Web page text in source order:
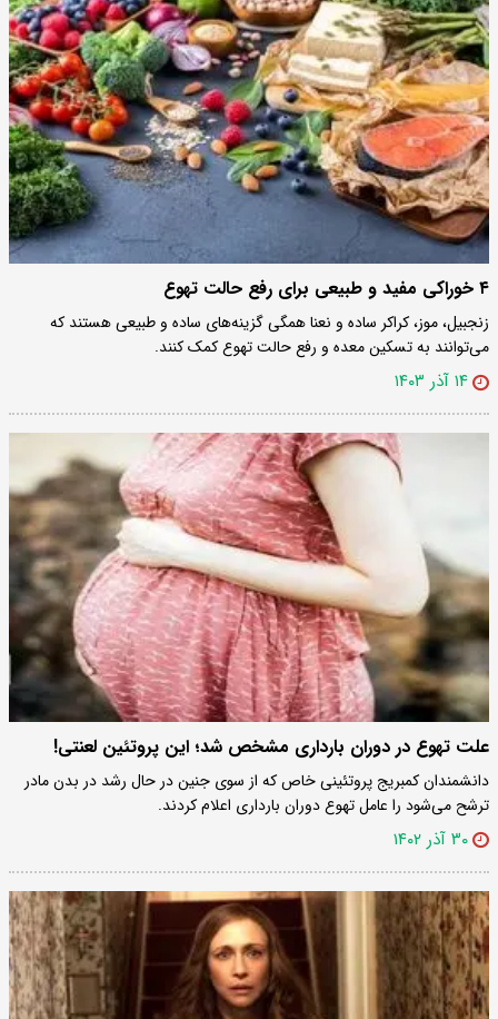
۴ خوراکی مفید و طبیعی برای رفع حالت تهوع
زنجبیل، موز، کراکر ساده و نعنا همگی گزینه‌های ساده و طبیعی هستند که
می‌توانند به تسکین معده و رفع حالت تهوع کمک کنند.
۱۴ آذر ۱۴۰۳
علت تهوع در دوران بارداری مشخص شد؛ این پروتئین لعنتی!
دانشمندان کمبریج پروتئینی خاص که از سوی جنین در حال رشد در بدن مادر
ترشح می‌شود را عامل تهوع دوران بارداری اعلام کردند.
۳۰ آذر ۱۴۰۲